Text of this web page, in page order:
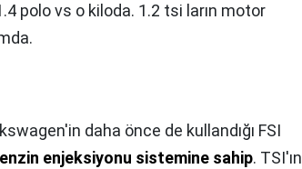
polo vs o kiloda. 1.2 tsi ların motor
daha önce de kullandığı FSI
enjeksiyonu sistemine sahip. TSI'ın